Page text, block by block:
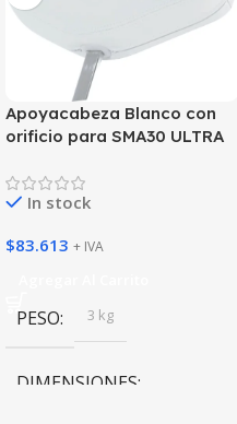
Apoyacabeza Blanco con
orificio para SMA30 ULTRA
In stock
$83.613 + IVA
PESO 3 kg
DIMENSIONES